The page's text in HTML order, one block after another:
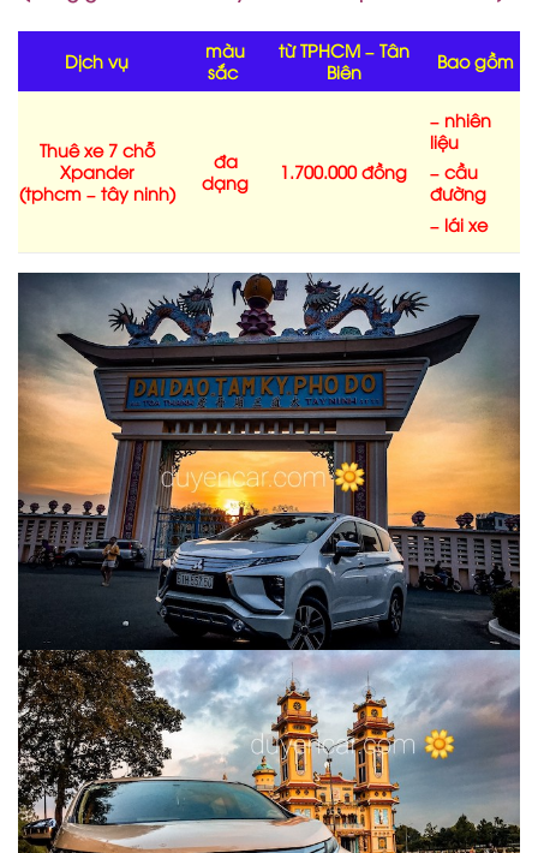
Dịch vụ
màu
sắc
từ TPHCM – Tân
Biên
Bao gồm
Thuê xe 7 chỗ
Xpander
(tphcm – tây ninh)
đa
dạng
1.700.000 đồng
– nhiên
liệu
– cầu
đường
– lái xe